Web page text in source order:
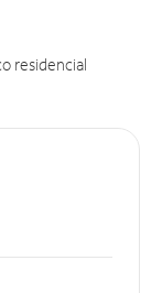
residencial